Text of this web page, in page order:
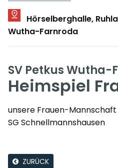
Hörselberghalle,
Wutha-Farnroda
SV Petkus Wutha-
Heimspiel
unsere Frauen-
SG Schnellmannshausen
ZURÜCK